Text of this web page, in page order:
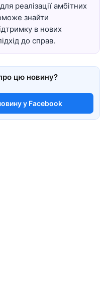
реалізації амбітних
знайти
в нових
до справ.
цю новину?
у Facebook